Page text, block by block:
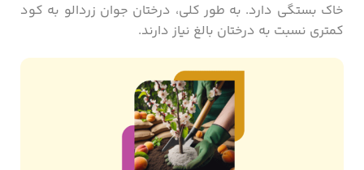
خاک بستگی دارد. به طور کلی، درختان جوان زردالو به کود
کمتری نسبت به درختان بالغ نیاز دارند.